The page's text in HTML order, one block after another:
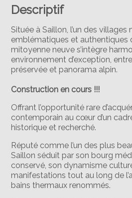
Descriptif
Située à Saillon, l’un des
emblématiques et authentiques
mitoyenne neuve s’intègre
environnement d’exception,
préservée et panorama alpin.
Construction en cours !!!
Offrant l’opportunité rare
contemporain au cœur d’un
historique et recherché.
Réputé comme l’un des plus
Saillon séduit par son bourg
conservé, son dynamisme
manifestations tout au long de
bains thermaux renommés.